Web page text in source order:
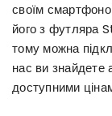
своїм
його з футляра
тому можна
нас ви знайдете
доступними